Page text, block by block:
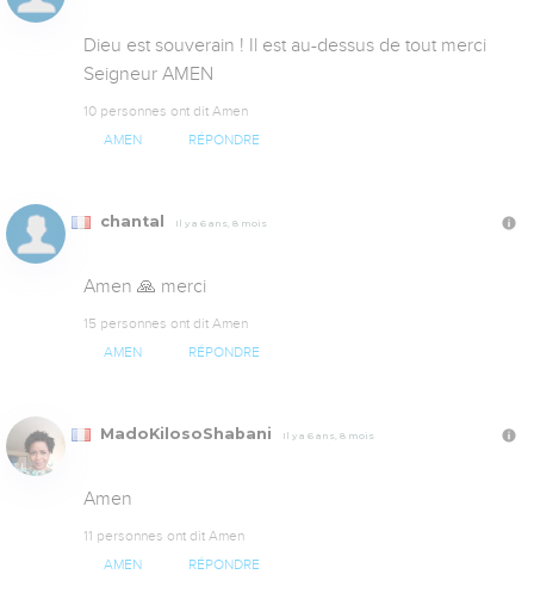
Dieu est souverain ! Il est au-dessus de tout merci
Seigneur AMEN
10 personnes ont dit Amen
AMEN RÉPONDRE
chantal Il y a 6 ans, 8 mois
Amen 🙏 merci
15 personnes ont dit Amen
AMEN RÉPONDRE
MadoKilosoShabani Il y a 6 ans, 8 mois
Amen
11 personnes ont dit Amen
AMEN RÉPONDRE